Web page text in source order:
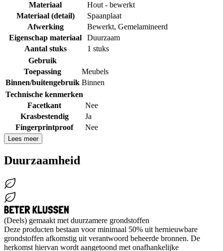
Materiaal
Hout - bewerkt
Materiaal (detail)
Spaanplaat
Afwerking
Bewerkt, Gemelamineerd
Eigenschap materiaal
Duurzaam
Aantal stuks
1 stuks
Gebruik
Toepassing
Meubels
Binnen/buitengebruik Binnen
Technische kenmerken
Facetkant
Nee
Krasbestendig
Ja
Fingerprintproof
Nee
Lees meer
Duurzaamheid
(Deels) gemaakt met duurzamere grondstoffen
Deze producten bestaan voor minimaal 50% uit hernieuwbare
grondstoffen afkomstig uit verantwoord beheerde bronnen. De
herkomst hiervan wordt aangetoond met onafhankelijke